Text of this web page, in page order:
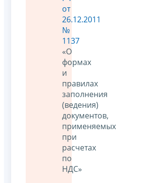
от
26.12.2011
№
1137
«О
формах
и
правилах
заполнения
(ведения)
документов,
применяемых
при
расчетах
по
НДС»